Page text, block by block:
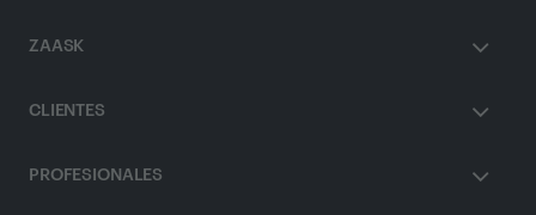
ZAASK
CLIENTES
PROFESIONALES